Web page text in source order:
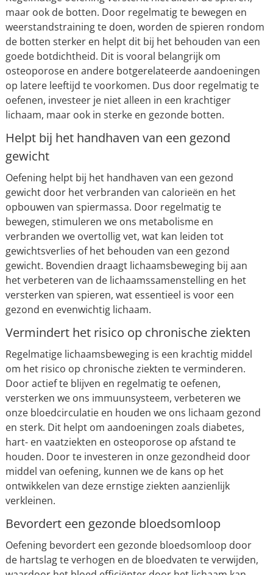
maar ook de botten. Door regelmatig te bewegen en
weerstandstraining te doen, worden de spieren rondom
de botten sterker en helpt dit bij het behouden van een
goede botdichtheid. Dit is vooral belangrijk om
osteoporose en andere botgerelateerde aandoeningen
op latere leeftijd te voorkomen. Dus door regelmatig te
oefenen, investeer je niet alleen in een krachtiger
lichaam, maar ook in sterke en gezonde botten.
Helpt bij het handhaven van een gezond
gewicht
Oefening helpt bij het handhaven van een gezond
gewicht door het verbranden van calorieën en het
opbouwen van spiermassa. Door regelmatig te
bewegen, stimuleren we ons metabolisme en
verbranden we overtollig vet, wat kan leiden tot
gewichtsverlies of het behouden van een gezond
gewicht. Bovendien draagt lichaamsbeweging bij aan
het verbeteren van de lichaamssamenstelling en het
versterken van spieren, wat essentieel is voor een
gezond en evenwichtig lichaam.
Vermindert het risico op chronische ziekten
Regelmatige lichaamsbeweging is een krachtig middel
om het risico op chronische ziekten te verminderen.
Door actief te blijven en regelmatig te oefenen,
versterken we ons immuunsysteem, verbeteren we
onze bloedcirculatie en houden we ons lichaam gezond
en sterk. Dit helpt om aandoeningen zoals diabetes,
hart- en vaatziekten en osteoporose op afstand te
houden. Door te investeren in onze gezondheid door
middel van oefening, kunnen we de kans op het
ontwikkelen van deze ernstige ziekten aanzienlijk
verkleinen.
Bevordert een gezonde bloedsomloop
Oefening bevordert een gezonde bloedsomloop door
de hartslag te verhogen en de bloedvaten te verwijden,